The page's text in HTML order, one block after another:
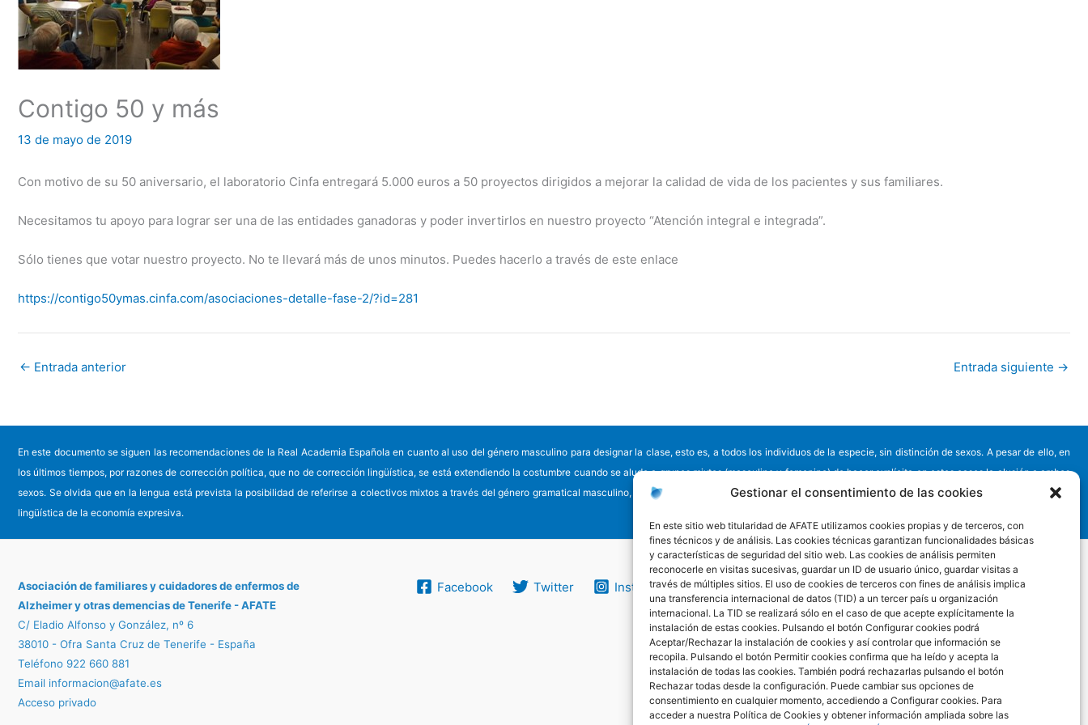
Gestionar el consentimiento de las cookies
En este sitio web titularidad de AFATE utilizamos cookies propias y de terceros, con
fines técnicos y de análisis. Las cookies técnicas garantizan funcionalidades básicas
y características de seguridad del sitio web. Las cookies de análisis permiten
reconocerle en visitas sucesivas, guardar un ID de usuario único, guardar visitas a
través de múltiples sitios. El uso de cookies de terceros con fines de análisis implica
una transferencia internacional de datos (TID) a un tercer país u organización
internacional. La TID se realizará sólo en el caso de que acepte explícitamente la
instalación de estas cookies. Pulsando el botón Configurar cookies podrá
Aceptar/Rechazar la instalación de cookies y así controlar que información se
recopila. Pulsando el botón Permitir cookies confirma que ha leído y acepta la
instalación de todas las cookies. También podrá rechazarlas pulsando el botón
Rechazar todas desde la configuración. Puede cambiar sus opciones de
consentimiento en cualquier momento, accediendo a Configurar cookies. Para
acceder a nuestra Política de Cookies y obtener información ampliada sobre las
Contigo 50 y más
13 de mayo de 2019
Con motivo de su 50 aniversario, el laboratorio Cinfa entregará 5.000 euros a 50 proyectos dirigidos a mejorar la calidad de vida de los pacientes y sus familiares.
Necesitamos tu apoyo para lograr ser una de las entidades ganadoras y poder invertirlos en nuestro proyecto “Atención integral e integrada”.
Sólo tienes que votar nuestro proyecto. No te llevará más de unos minutos. Puedes hacerlo a través de este enlace
https://contigo50ymas.cinfa.com/asociaciones-detalle-fase-2/?id=281
← Entrada anterior Entrada siguiente →
En este documento se siguen las recomendaciones de la Real Academia Española en cuanto al uso del género masculino para designar la clase, esto es, a todos los individuos de la especie, sin distinción de sexos. A pesar de ello, en
los últimos tiempos, por razones de corrección política, que no de corrección lingüística, se está extendiendo la costumbre cuando se alude a grupos mixtos (masculino y femenino) de hacer explícita en estos casos la alusión a ambos
sexos. Se olvida que en la lengua está prevista la posibilidad de referirse a colectivos mixtos a través del género gramatical masculino, posibilidad en la que no debe verse intención discriminatoria alguna, sino la aplicación de la ley
lingüística de la economía expresiva.
Asociación de familiares y cuidadores de enfermosde
Alzheimer y otras demencias de Tenerife - AFATE
C/ Eladio Alfonso y González, nº 6
38010 - Ofra Santa Cruz de Tenerife - España
Teléfono 922 660 881
Email informacion@afate.es
Acceso privado
Facebook Twitter Instagram